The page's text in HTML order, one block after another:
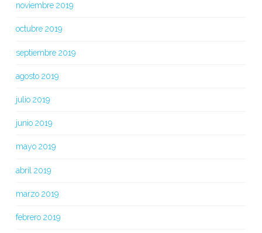
noviembre 2019
octubre 2019
septiembre 2019
agosto 2019
julio 2019
junio 2019
mayo 2019
abril 2019
marzo 2019
febrero 2019